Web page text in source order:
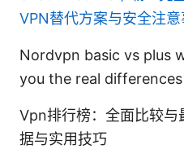
VPN替代方案与安全注
Nordvpn basic vs plus
you the real
Vpn排行榜：全面比较与
据与实用技巧